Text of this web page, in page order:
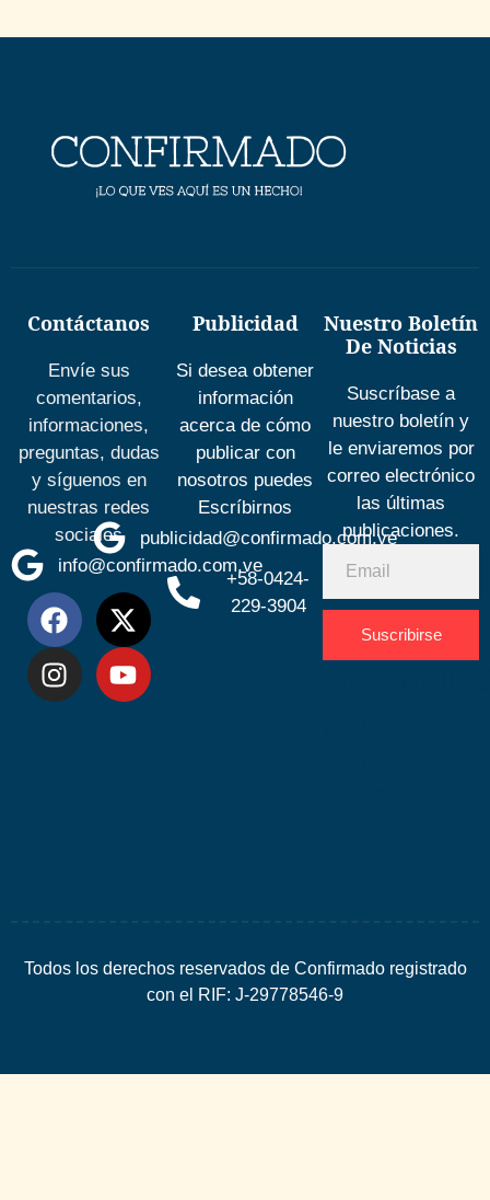
Contáctanos
Envíe sus
comentarios,
informaciones,
preguntas, dudas
y síguenos en
nuestras redes
sociales
info@confirmado.com.ve
Publicidad
Si desea obtener
información
acerca de cómo
publicar con
nosotros puedes
Escríbirnos
publicidad@confirmado.com.ve
+58-0424-
229-3904
Nuestro Boletín
De Noticias
Suscríbase a
nuestro boletín y
le enviaremos por
correo electrónico
las últimas
publicaciones.
Suscribirse
Todos los derechos reservados de Confirmado registrado
con el RIF: J-29778546-9